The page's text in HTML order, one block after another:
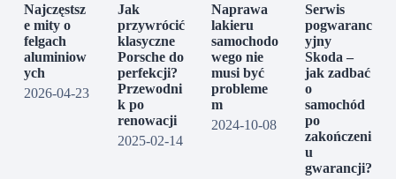
Najczęstsz
e mity o
felgach
aluminiow
ych
2026-04-23
Jak
przywrócić
klasyczne
Porsche do
perfekcji?
Przewodni
k po
renowacji
2025-02-14
Naprawa
lakieru
samochodo
wego nie
musi być
probleme
m
2024-10-08
Serwis
pogwaranc
yjny
Skoda –
jak zadbać
o
samochód
po
zakończeni
u
gwarancji?